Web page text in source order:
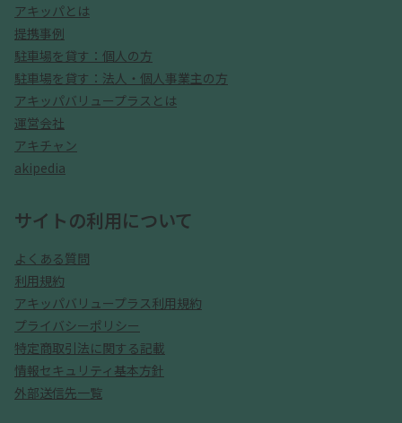
アキッパとは
提携事例
駐車場を貸す：個人の方
駐車場を貸す：法人・個人事業主の方
アキッパバリュープラスとは
運営会社
アキチャン
akipedia
サイトの利用について
よくある質問
利用規約
アキッパバリュープラス利用規約
プライバシーポリシー
特定商取引法に関する記載
情報セキュリティ基本方針
外部送信先一覧